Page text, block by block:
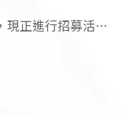
現正進行招募活
類人才